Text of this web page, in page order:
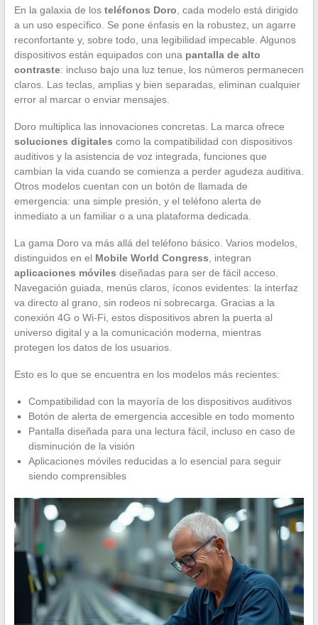
En la galaxia de los teléfonos Doro , cada modelo está dirigido
a un uso específico. Se pone énfasis en la robustez, un agarre
reconfortante y, sobre todo, una legibilidad impecable. Algunos
dispositivos están equipados con una pantalla de alto
contraste: incluso bajo una luz tenue, los números permanecen
claros. Las teclas, amplias y bien separadas, eliminan cualquier
error al marcar o enviar mensajes.
Doro multiplica las innovaciones concretas. La marca ofrece
soluciones digitales como la compatibilidad con dispositivos
auditivos y la asistencia de voz integrada, funciones que
cambian la vida cuando se comienza a perder agudeza auditiva.
Otros modelos cuentan con un botón de llamada de
emergencia: una simple presión, y el teléfono alerta de
inmediato a un familiar o a una plataforma dedicada.
La gama Doro va más allá del teléfono básico. Varios modelos,
distinguidos en el Mobile World Congress , integran
aplicaciones móviles diseñadas para ser de fácil acceso.
Navegación guiada, menús claros, íconos evidentes: la interfaz
va directo al grano, sin rodeos ni sobrecarga. Gracias a la
conexión 4G o Wi-Fi, estos dispositivos abren la puerta al
universo digital y a la comunicación moderna, mientras
protegen los datos de los usuarios.
Esto es lo que se encuentra en los modelos más recientes:
Compatibilidad con la mayoría de los dispositivos auditivos
Botón de alerta de emergencia accesible en todo momento
Pantalla diseñada para una lectura fácil, incluso en caso de
disminución de la visión
Aplicaciones móviles reducidas a lo esencial para seguir
siendo comprensibles